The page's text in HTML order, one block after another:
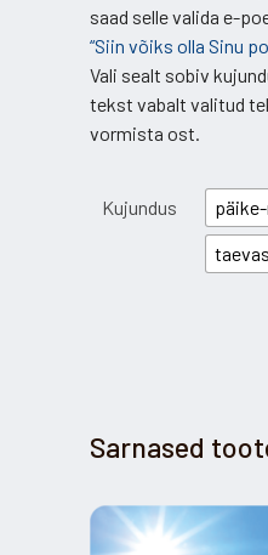
saad selle valida e-
“Siin võiks olla Sinu
Vali sealt sobiv
tekst vabalt valitud
vormista ost.
Kujundus
Sarnased